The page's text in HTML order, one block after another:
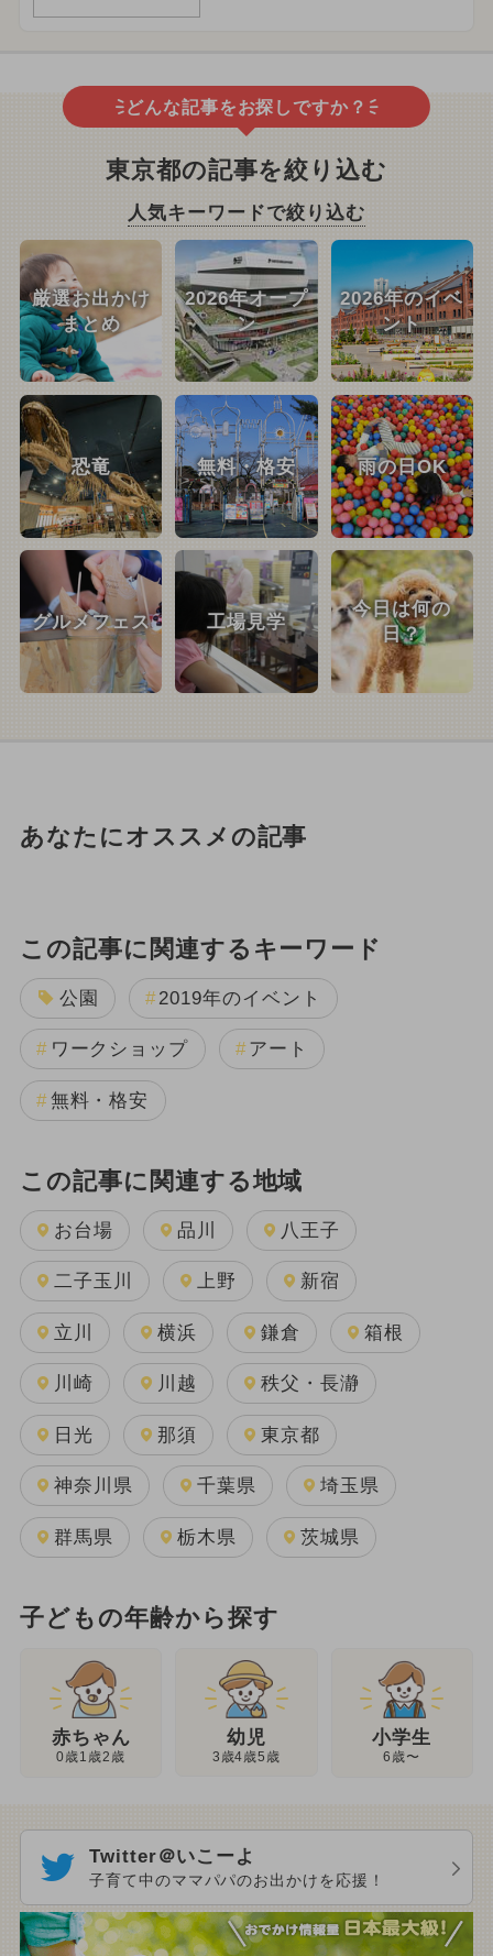
どんな記事をお探しですか？
東京都の記事を絞り込む
人気キーワードで絞り込む
厳選お出かけ
まとめ
2026年オープ
ン
2026年のイベ
ント
恐竜 無料・格安 雨の日OK
グルメフェス 工場見学
今日は何の
日？
あなたにオススメの記事
この記事に関連するキーワード
公園 2019年のイベント
ワークショップ アート
無料・格安
この記事に関連する地域
お台場 品川 八王子
二子玉川 上野 新宿
立川 横浜 鎌倉 箱根
川崎 川越 秩父・長瀞
日光 那須 東京都
神奈川県 千葉県 埼玉県
群馬県 栃木県 茨城県
子どもの年齢から探す
赤ちゃん
0歳1歳2歳
幼児
3歳4歳5歳
小学生
6歳〜
Twitter＠いこーよ
子育て中のママパパのお出かけを応援！